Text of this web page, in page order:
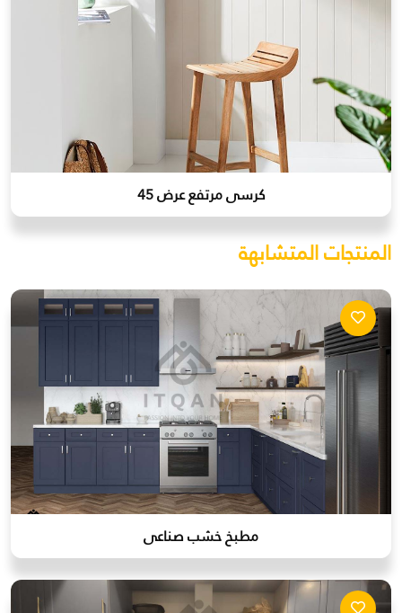
كرسى مرتفع عرض 45
المنتجات المتشابهة
مطبخ خشب صناعى